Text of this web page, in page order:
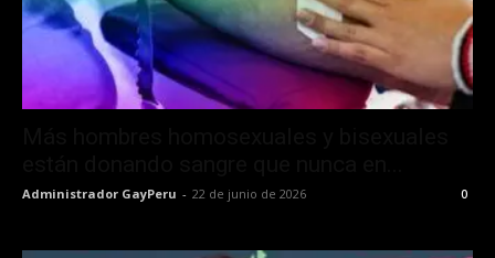
Administrador GayPeru - 22 de junio de 2026 0